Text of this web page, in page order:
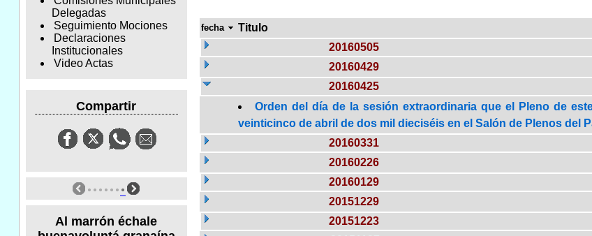
Delegadas
Seguimiento Mociones
Declaraciones
Institucionales
Video Actas
Compartir
Al marrón échale
fecha Titulo
20160505
20160429
20160425
Orden del día de la sesión extraordinaria que el Pleno de
veinticinco de abril de dos mil dieciséis en el Salón de Plenos del
20160331
20160226
20160129
20151229
20151223